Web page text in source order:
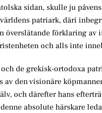
sidan, skulle ju
patriark, däri
överslätande förklaring
och alls inte
de grekisk-ortodoxa
den visionäre
och därefter hans
absolute härskare